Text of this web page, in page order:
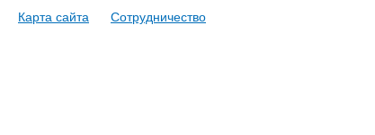
Карта сайта
Сотрудничество